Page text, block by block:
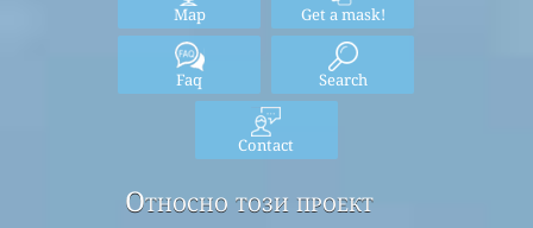
Map Get a mask!
Faq Search
Contact
Относно този проект